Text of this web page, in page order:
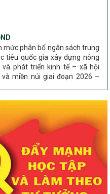
phân bổ ngân sách trung
tiêu quốc gia xây dựng nông
phát triển kinh tế – xã hội
miền núi giai đoạn 2026 –
mục tiêu quốc gia xây dựng
và phát triển kinh tế – xã
và miền núi giai đoạn 2026 –
trình mục tiều quốc gia xây
vững và phát triển kinh tế –
số và miền núi giai đoạn 2026